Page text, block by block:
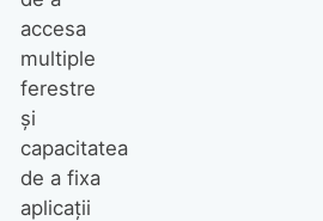
accesa
multiple
ferestre
și
capacitatea
de a fixa
aplicații